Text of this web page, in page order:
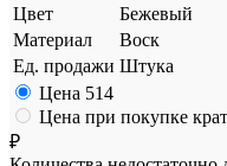
Цвет
Бежевый
Материал
Воск
Ед. продажи Штука
Цена 514
Цена при покупке
₽